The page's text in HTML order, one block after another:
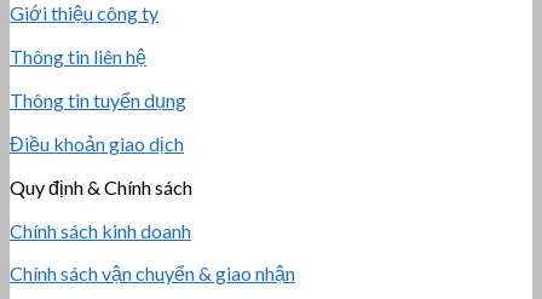
Giới thiệu công ty
Thông tin liên hệ
Thông tin tuyển dụng
Điều khoản giao dịch
Quy định & Chính sách
Chính sách kinh doanh
Chính sách vận chuyển & giao nhận